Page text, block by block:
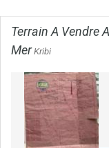
Terrain A Vendre
MerKribi